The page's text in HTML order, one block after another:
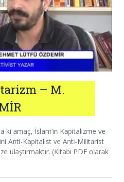
– M.
ki amaç, İslam’ın Kapitalizme ve
Anti-Kapitalist ve Anti-Militarist
ulaştırmaktır. (Kitabı PDF olarak